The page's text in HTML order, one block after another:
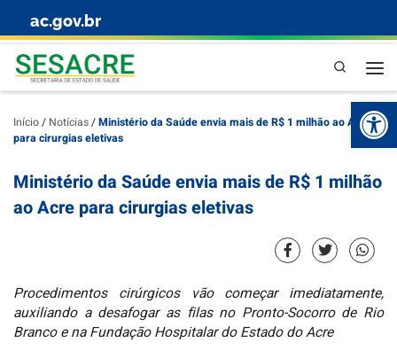
Skip to content
ac.gov.br
Pesquisa
Início/ Notícias/Ministério da Saúde envia mais de R$ 1 milhão ao Acre
para cirurgias eletivas
Ministério da Saúde envia mais de R$ 1 milhão
ao Acre para cirurgias eletivas
Procedimentos cirúrgicos vão começar imediatamente,
auxiliando a desafogar as filas no Pronto-Socorro de Rio
Branco e na Fundação Hospitalar do Estado do Acre